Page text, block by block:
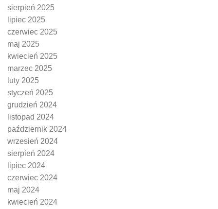
sierpień 2025
lipiec 2025
czerwiec 2025
maj 2025
kwiecień 2025
marzec 2025
luty 2025
styczeń 2025
grudzień 2024
listopad 2024
październik 2024
wrzesień 2024
sierpień 2024
lipiec 2024
czerwiec 2024
maj 2024
kwiecień 2024